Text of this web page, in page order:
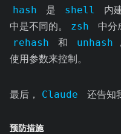
hash
是 shell 内
中是不同的。
zsh 中分
rehash
和 unhash
使用参数来控制。
最后， Claude 还告知
预防措施